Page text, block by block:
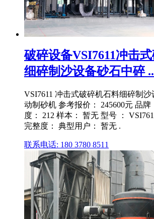
破碎设备VSI7611冲击
细碎制沙设备砂石中碎
VSI7611 冲击式破碎机石料细碎制
动制砂机 参考报价： 245600元 品
度： 212 样本： 暂无 型号 ：
完整度： 典型用户： 暂无 .
联系电话: 180 3780 8511